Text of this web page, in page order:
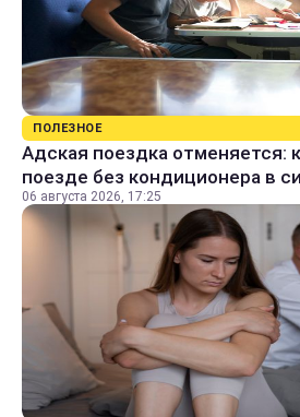
ПОЛЕЗНОЕ
Адская поездка отменяется:
поезде без кондиционера в
06 августа 2026, 17:25